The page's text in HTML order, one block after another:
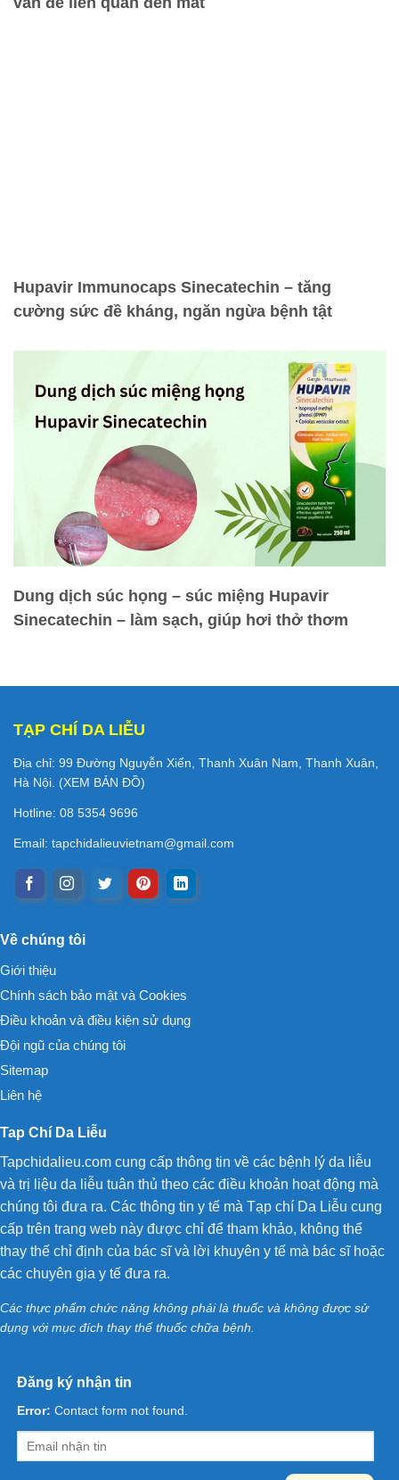
Hupavir Immunocaps Sinecatechin – tăng
cường sức đề kháng, ngăn ngừa bệnh tật
Dung dịch súc họng – súc miệng Hupavir
Sinecatechin – làm sạch, giúp hơi thở thơm
TẠP CHÍ DA LIỄU
Địa chỉ: 99 Đường Nguyễn Xiển, Thanh Xuân Nam, Thanh Xuân,
Hà Nội. (XEM BẢN ĐỒ)
Hotline: 08 5354 9696
Email: tapchidalieuvietnam@gmail.com
Về chúng tôi
Giới thiệu
Chính sách bảo mật và Cookies
Điều khoản và điều kiện sử dụng
Đội ngũ của chúng tôi
Sitemap
Liên hệ
Tap Chí Da Liễu
Tapchidalieu.com cung cấp thông tin về các bệnh lý da liễu
và trị liệu da liễu tuân thủ theo các điều khoản hoạt động mà
chúng tôi đưa ra. Các thông tin y tế mà Tạp chí Da Liễu cung
cấp trên trang web này được chỉ để tham khảo, không thể
thay thế chỉ định của bác sĩ và lời khuyên y tế mà bác sĩ hoặc
các chuyên gia y tế đưa ra.
Các thực phẩm chức năng không phải là thuốc và không được sử
dụng với mục đích thay thế thuốc chữa bệnh.
Đăng ký nhận tin
Error: Contact form not found.